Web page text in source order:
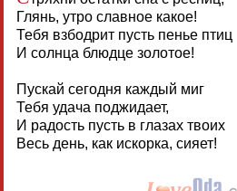
Глянь, утро славное какое!
Тебя взбодрит пусть пенье птиц
И солнца блюдце золотое!
Пускай сегодня каждый миг
Тебя удача поджидает,
И радость пусть в глазах твоих
Весь день, как искорка, сияет!